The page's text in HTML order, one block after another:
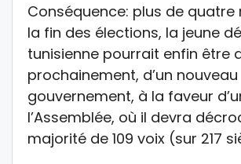
Conséquence: plus de quatre
la fin des élections, la jeune
tunisienne pourrait enfin être
prochainement, d’un nouveau
gouvernement, à la faveur
l’Assemblée, où il devra
majorité de 109 voix (sur 217